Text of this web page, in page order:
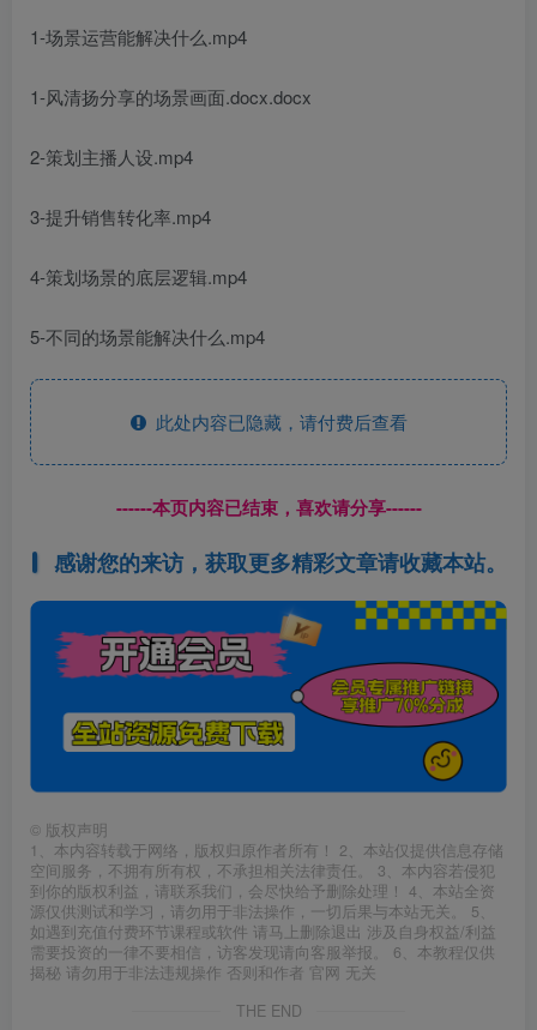
1-场景运营能解决什么.mp4
1-风清扬分享的场景画面.docx.docx
2-策划主播人设.mp4
3-提升销售转化率.mp4
4-策划场景的底层逻辑.mp4
5-不同的场景能解决什么.mp4
此处内容已隐藏，请付费后查看
------本页内容已结束，喜欢请分享------
感谢您的来访，获取更多精彩文章请收藏本站。
© 版权声明
1、本内容转载于网络，版权归原作者所有！ 2、本站仅提供信息存储
空间服务，不拥有所有权，不承担相关法律责任。 3、本内容若侵犯
到你的版权利益，请联系我们，会尽快给予删除处理！ 4、本站全资
源仅供测试和学习，请勿用于非法操作，一切后果与本站无关。 5、
如遇到充值付费环节课程或软件 请马上删除退出 涉及自身权益/利益
需要投资的一律不要相信，访客发现请向客服举报。 6、本教程仅供
揭秘 请勿用于非法违规操作 否则和作者 官网 无关
THE END